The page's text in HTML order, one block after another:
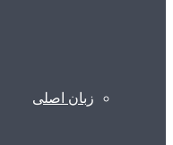
زبان اصلی